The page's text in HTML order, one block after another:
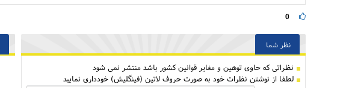
0
نظر شما
نظراتی كه حاوی توهین و مغایر قوانین کشور باشد منتشر نمی شود
لطفا از نوشتن نظرات خود به صورت حروف لاتین (فینگلیش) خودداری نمایید